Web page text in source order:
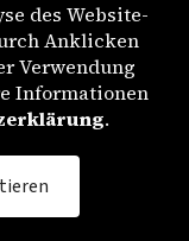
13
des Website-
Anklicken
Verwendung
Informationen
.